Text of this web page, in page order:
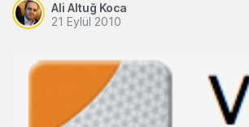
Ali Altuğ Koca
21 Eylül 2010